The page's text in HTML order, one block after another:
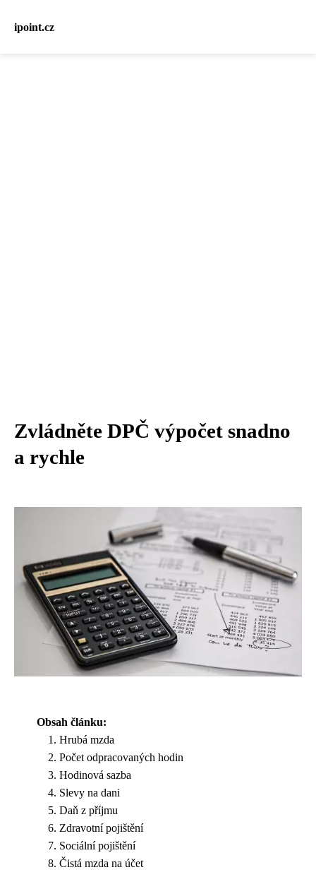
ipoint.cz
Zvládněte DPČ výpočet snadno
a rychle
Obsah článku:
Hrubá mzda
Počet odpracovaných hodin
Hodinová sazba
Slevy na dani
Daň z příjmu
Zdravotní pojištění
Sociální pojištění
Čistá mzda na účet